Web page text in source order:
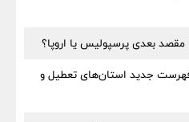
بعدی پرسپولیس یا اروپا؟
۱۴ مرداد | فهرست جدید استان‌های تعطیل و